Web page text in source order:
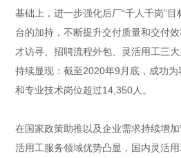
基础上，进一步强化后厂“千人千岗”
台的加持，不断提升交付质量和交付
才访寻、招聘流程外包、灵活用工三
持续显现：截至2020年9月底，成功
和专业技术岗位超过14,350人。
在国家政策助推以及企业需求持续增
活用工服务领域优势凸显，国内灵活